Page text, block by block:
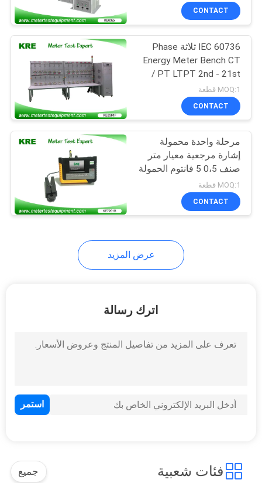
معدات للطاقة متر
المعايرة
مصدر طاقة عالي
10
عداد القياسية الإشارة
القياسي متر
CONTACT
IEC 60736 ثلاثة Phase
Energy Meter Bench CT
/ PT LTPT 2nd - 21st
Harmonic Output
MOQ:1 قطعة
CONTACT
مرحلة واحدة محمولة
إشارة مرجعية معيار متر
صنف 0،5 5 فانتوم الحمولة
MOQ:1 قطعة
CONTACT
عرض المزيد
اترك رسالة
فئات شعبية جميع